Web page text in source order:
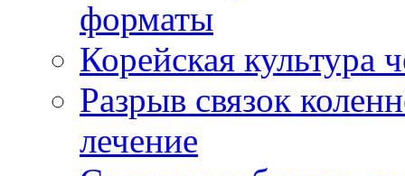
форматы
Корейская культура
Разрыв связок
лечение